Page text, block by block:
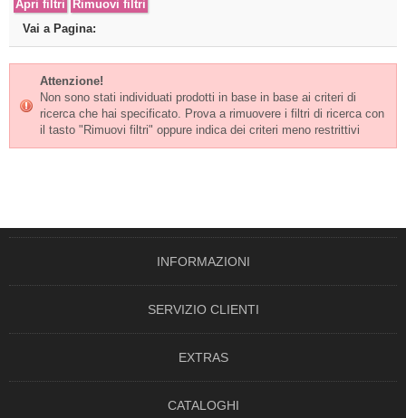
Vai a Pagina:
Attenzione!
Non sono stati individuati prodotti in base in base ai criteri di
ricerca che hai specificato. Prova a rimuovere i filtri di ricerca con
il tasto "Rimuovi filtri" oppure indica dei criteri meno restrittivi
INFORMAZIONI
SERVIZIO CLIENTI
EXTRAS
CATALOGHI